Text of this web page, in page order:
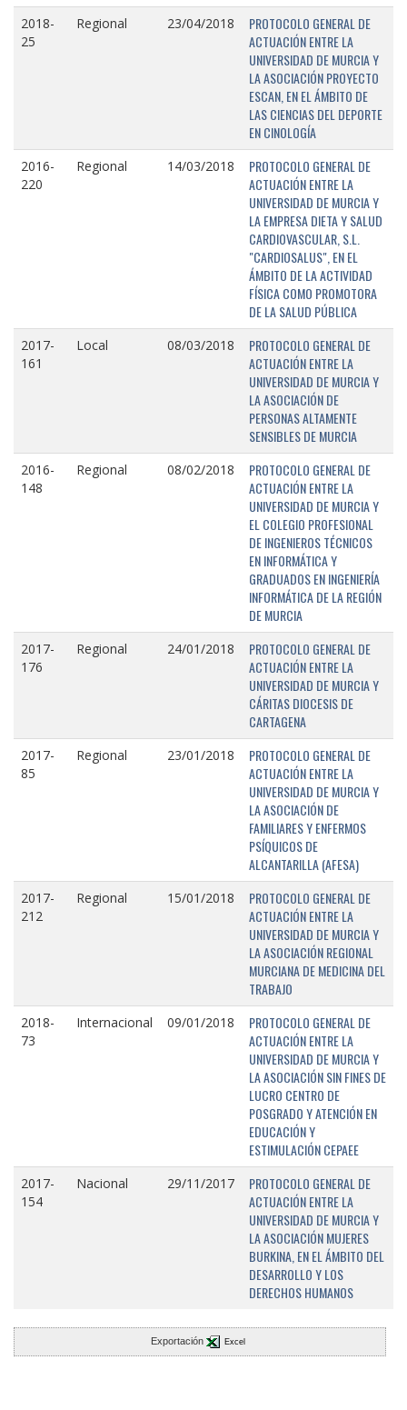
2018-
25
Regional 23/04/2018
PROTOCOLO GENERAL DE
ACTUACIÓN ENTRE LA
UNIVERSIDAD DE MURCIA Y
LA ASOCIACIÓN PROYECTO
ESCAN, EN EL ÁMBITO DE
LAS CIENCIAS DEL DEPORTE
EN CINOLOGÍA
2016-
220
Regional 14/03/2018
PROTOCOLO GENERAL DE
ACTUACIÓN ENTRE LA
UNIVERSIDAD DE MURCIA Y
LA EMPRESA DIETA Y SALUD
CARDIOVASCULAR, S.L.
"CARDIOSALUS", EN EL
ÁMBITO DE LA ACTIVIDAD
FÍSICA COMO PROMOTORA
DE LA SALUD PÚBLICA
2017-
161
Local 08/03/2018
PROTOCOLO GENERAL DE
ACTUACIÓN ENTRE LA
UNIVERSIDAD DE MURCIA Y
LA ASOCIACIÓN DE
PERSONAS ALTAMENTE
SENSIBLES DE MURCIA
2016-
148
Regional 08/02/2018
PROTOCOLO GENERAL DE
ACTUACIÓN ENTRE LA
UNIVERSIDAD DE MURCIA Y
EL COLEGIO PROFESIONAL
DE INGENIEROS TÉCNICOS
EN INFORMÁTICA Y
GRADUADOS EN INGENIERÍA
INFORMÁTICA DE LA REGIÓN
DE MURCIA
2017-
176
Regional 24/01/2018
PROTOCOLO GENERAL DE
ACTUACIÓN ENTRE LA
UNIVERSIDAD DE MURCIA Y
CÁRITAS DIOCESIS DE
CARTAGENA
2017-
85
Regional 23/01/2018
PROTOCOLO GENERAL DE
ACTUACIÓN ENTRE LA
UNIVERSIDAD DE MURCIA Y
LA ASOCIACIÓN DE
FAMILIARES Y ENFERMOS
PSÍQUICOS DE
ALCANTARILLA (AFESA)
2017-
212
Regional 15/01/2018
PROTOCOLO GENERAL DE
ACTUACIÓN ENTRE LA
UNIVERSIDAD DE MURCIA Y
LA ASOCIACIÓN REGIONAL
MURCIANA DE MEDICINA DEL
TRABAJO
2018-
73
Internacional 09/01/2018
PROTOCOLO GENERAL DE
ACTUACIÓN ENTRE LA
UNIVERSIDAD DE MURCIA Y
LA ASOCIACIÓN SIN FINES DE
LUCRO CENTRO DE
POSGRADO Y ATENCIÓN EN
EDUCACIÓN Y
ESTIMULACIÓN CEPAEE
2017-
154
Nacional 29/11/2017
PROTOCOLO GENERAL DE
ACTUACIÓN ENTRE LA
UNIVERSIDAD DE MURCIA Y
LA ASOCIACIÓN MUJERES
BURKINA, EN EL ÁMBITO DEL
DESARROLLO Y LOS
DERECHOS HUMANOS
Exportación Excel